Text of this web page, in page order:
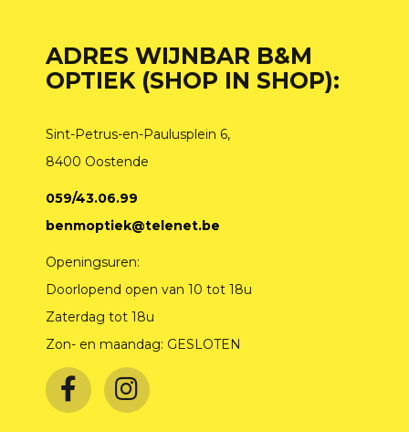
ADRES WIJNBAR B&M
OPTIEK (SHOP IN SHOP):
Sint-Petrus-en-Paulusplein 6,
8400 Oostende
059/43.06.99
benmoptiek@telenet.be
Openingsuren:
Doorlopend open van 10 tot 18u
Zaterdag tot 18u
Zon- en maandag: GESLOTEN